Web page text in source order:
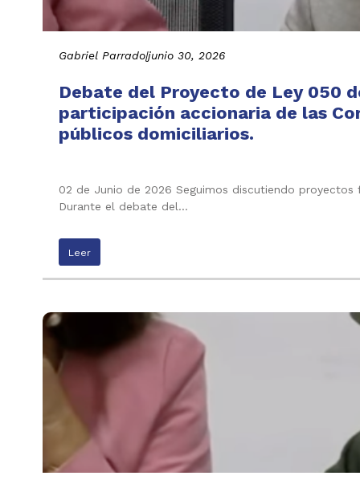
Gabriel Parrado|junio 30, 2026
Debate del Proyecto de Ley 050
participación accionaria de las
públicos domiciliarios.
02 de Junio de 2026 Seguimos discutiendo
Durante el debate del…
Leer